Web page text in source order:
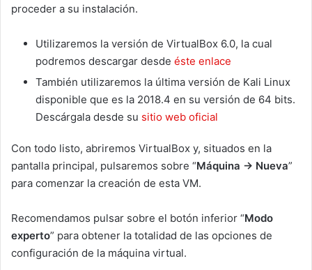
proceder a su instalación.
Utilizaremos la versión de VirtualBox 6.0, la cual
podremos descargar desde éste enlace
También utilizaremos la última versión de Kali Linux
disponible que es la 2018.4 en su versión de 64 bits.
Descárgala desde su sitio web oficial
Con todo listo, abriremos VirtualBox y, situados en la
pantalla principal, pulsaremos sobre “Máquina -> Nueva”
para comenzar la creación de esta VM.
Recomendamos pulsar sobre el botón inferior “Modo
experto” para obtener la totalidad de las opciones de
configuración de la máquina virtual.